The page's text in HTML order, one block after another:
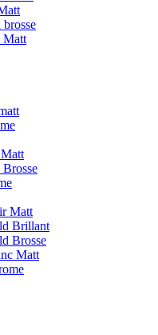
Matt
Matt
Brillant
Brosse
Matt